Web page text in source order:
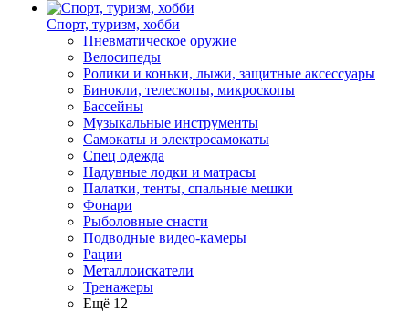
Спорт, туризм, хобби
Пневматическое оружие
Велосипеды
Ролики и коньки, лыжи, защитные аксессуары
Бинокли, телескопы, микроскопы
Бассейны
Музыкальные инструменты
Самокаты и электросамокаты
Спец одежда
Надувные лодки и матрасы
Палатки, тенты, спальные мешки
Фонари
Рыболовные снасти
Подводные видео-камеры
Рации
Металлоискатели
Тренажеры
Ещё 12